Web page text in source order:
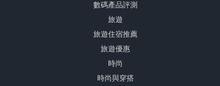
數碼產品評測
旅遊
旅遊住宿推薦
旅遊優惠
時尚
時尚與穿搭